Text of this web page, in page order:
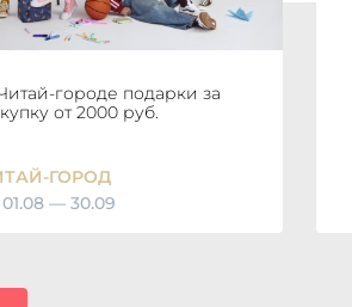
городе подарки за
от 2000 руб.
ГОРОД
01.08 — 30.09